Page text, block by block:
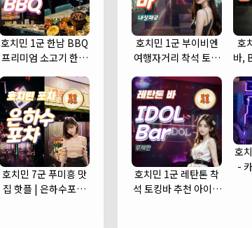
호치민 1군 한남 BBQ
프리미엄 소고기 한우
호치민 7군 푸미흥 맛
집 핫플 | 은하수포차
호치민 1군 부이비엔
여행자거리 착석 토킹
LOUNGE)
호
바,
호치민 1군 레탄톤 착
석 토킹바 추천 아이돌
호
-